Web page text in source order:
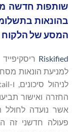
שותפות חדשה
בהונאות
המסע של הלקוח
Riskified
למניעת הונאות
החזרה ואישור
אשר נועדה לחולל
פעולה חדשני זה